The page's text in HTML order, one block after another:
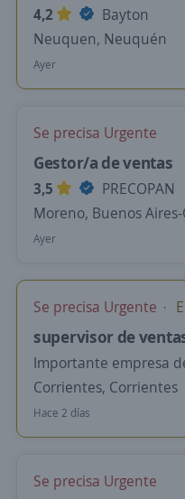
4,2
Bayton
Neuquen, Neuquén
Ayer
Se precisa Urgente
Gestor/a de ventas
3,5
PRECOPAN
Moreno, Buenos Aires-
Ayer
Se precisa Urgente
supervisor de
Importante empresa
Corrientes, Corrientes
Hace 2 días
Se precisa Urgente